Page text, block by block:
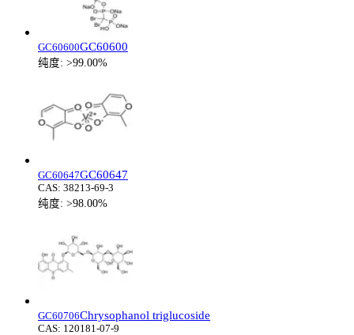
GC60600GC60600
纯度: >99.00%
GC60647GC60647
CAS: 38213-69-3
纯度: >98.00%
GC60706Chrysophanol triglucoside
CAS: 120181-07-9